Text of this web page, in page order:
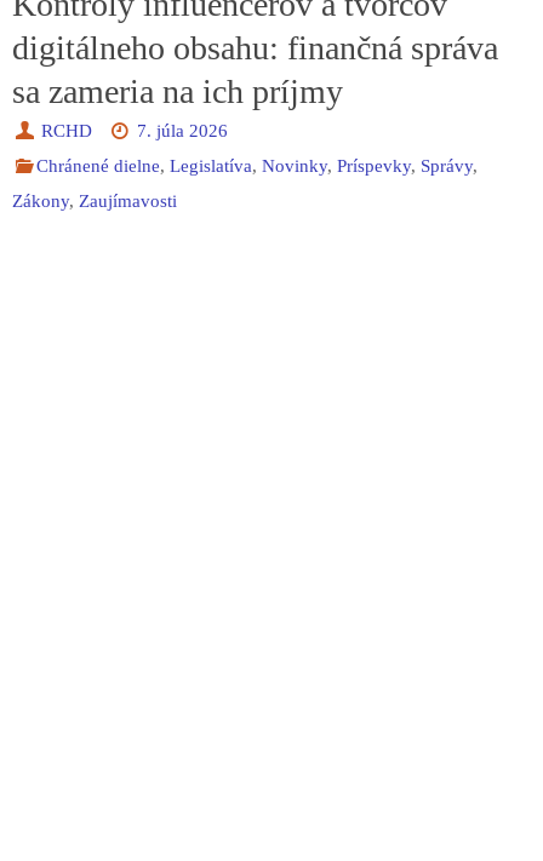
digitálneho obsahu: finančná správa
sa zameria na ich príjmy
RCHD
7. júla 2026
Chránené dielne,Legislatíva,Novinky,Príspevky, Správy,
Zákony, Zaujímavosti